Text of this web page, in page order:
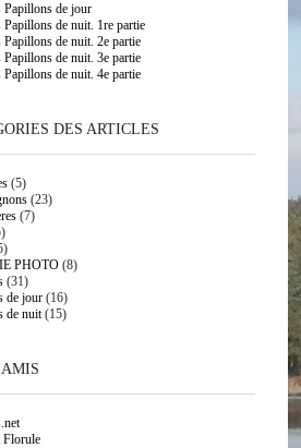
Papillons de jour
Papillons de nuit. 1re partie
Papillons de nuit. 2e partie
Papillons de nuit. 3e partie
Papillons de nuit. 4e partie
DES ARTICLES
(5)
(23)
(7)
PHOTO(8)
(31)
de jour(16)
de nuit(15)
Florule